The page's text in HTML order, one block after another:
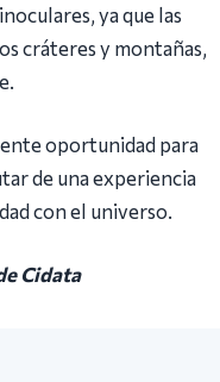
ya que las
cráteres y montañas,
oportunidad para
de una experiencia
con el universo.
Cidata